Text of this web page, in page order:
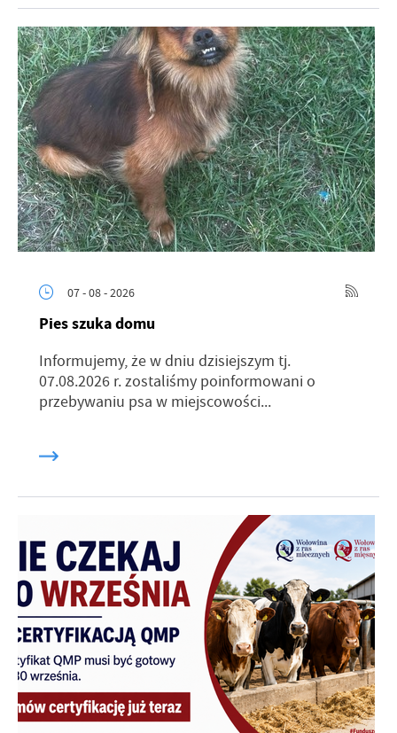
07 - 08 - 2026
Pies szuka domu
Informujemy, że w dniu dzisiejszym tj.
07.08.2026 r. zostaliśmy poinformowani o
przebywaniu psa w miejscowości...